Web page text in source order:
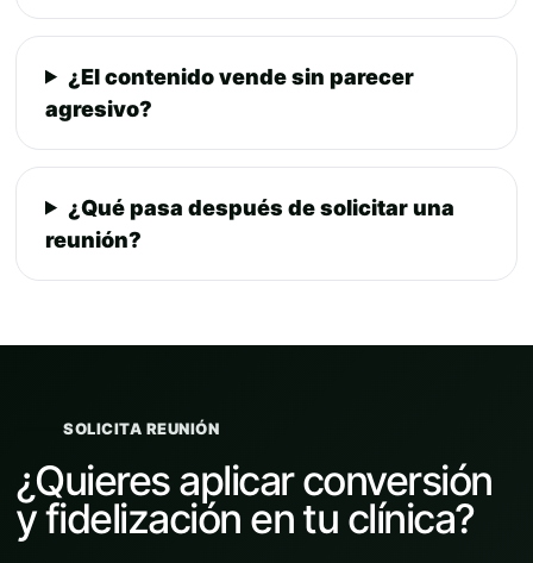
¿El contenido vende sin parecer
agresivo?
¿Qué pasa después de solicitar una
reunión?
SOLICITA REUNIÓN
¿Quieres aplicar conversión
y fidelización en tu clínica?